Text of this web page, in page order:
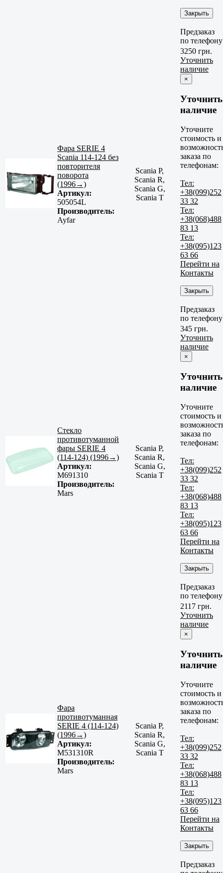
Закрыть
Предзаказ
по телефону
Фара SERIE 4
Scania 114-124 без
повторителя
поворота
(1996→)
Артикул:
505054L
Производитель:
Ayfar
Scania P,
Scania R,
Scania G,
Scania T
3250 грн.
Уточнить
наличие
×
Уточнить
наличие
Уточните
стоимость и
заказа по
телефонам:
Тел:
+38(099)252
33 32
Тел:
+38(068)488
83 13
Тел:
+38(095)123
63 66
Перейти на
Контакты
Закрыть
Предзаказ
по телефону
Стекло
противотуманной
фары SERIE 4
(114-124) (1996→)
Артикул:
M691310
Производитель:
Mars
Scania P,
Scania R,
Scania G,
Scania T
345 грн.
Уточнить
наличие
×
Уточнить
наличие
Уточните
стоимость и
заказа по
телефонам:
Тел:
+38(099)252
33 32
Тел:
+38(068)488
83 13
Тел:
+38(095)123
63 66
Перейти на
Контакты
Закрыть
Предзаказ
по телефону
Фара
противотуманная
SERIE 4 (114-124)
(1996→)
Артикул:
M531310R
Производитель:
Mars
Scania P,
Scania R,
Scania G,
Scania T
2117 грн.
Уточнить
наличие
×
Уточнить
наличие
Уточните
стоимость и
заказа по
телефонам:
Тел:
+38(099)252
33 32
Тел:
+38(068)488
83 13
Тел:
+38(095)123
63 66
Перейти на
Контакты
Закрыть
Предзаказ